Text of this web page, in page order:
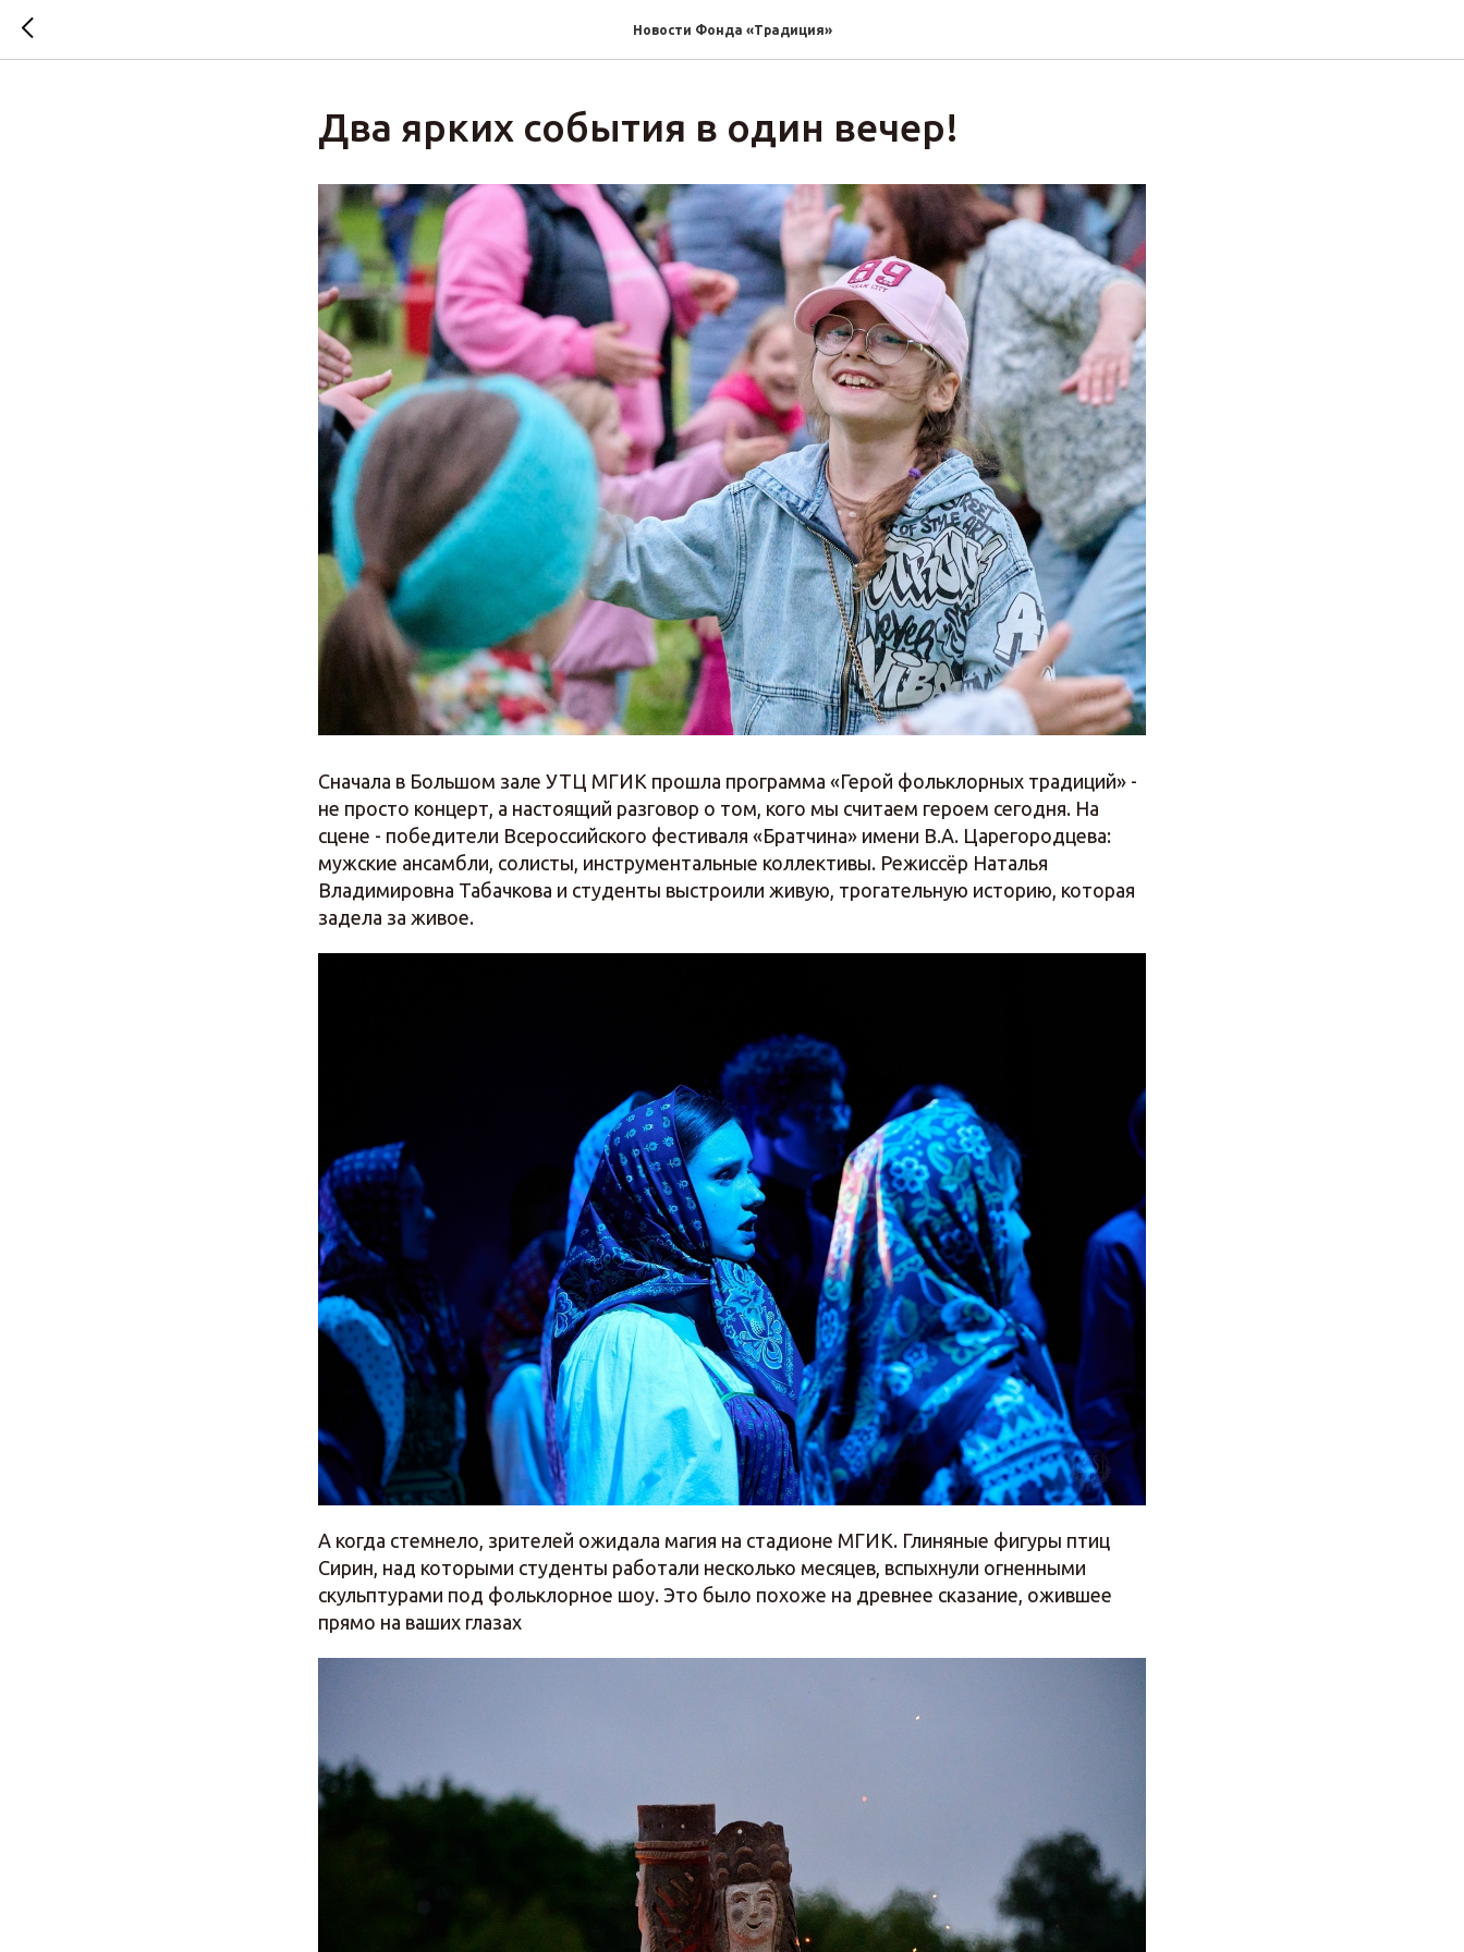
Новости Фонда «Традиция»‎
Два ярких события в один вечер!
Сначала в Большом зале УТЦ МГИК прошла программа «Герой фольклорных традиций» -
не просто концерт, а настоящий разговор о том, кого мы считаем героем сегодня. На
сцене - победители Всероссийского фестиваля «Братчина» имени В.А. Царегородцева:
мужские ансамбли, солисты, инструментальные коллективы. Режиссёр Наталья
Владимировна Табачкова и студенты выстроили живую, трогательную историю, которая
задела за живое.
А когда стемнело, зрителей ожидала магия на стадионе МГИК. Глиняные фигуры птиц
Сирин, над которыми студенты работали несколько месяцев, вспыхнули огненными
скульптурами под фольклорное шоу. Это было похоже на древнее сказание, ожившее
прямо на ваших глазах